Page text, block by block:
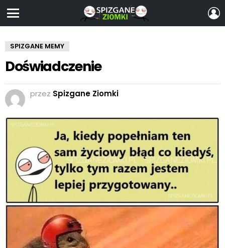
SPIZGANE MEMY
Doświadczenie
przez Spizgane Ziomki